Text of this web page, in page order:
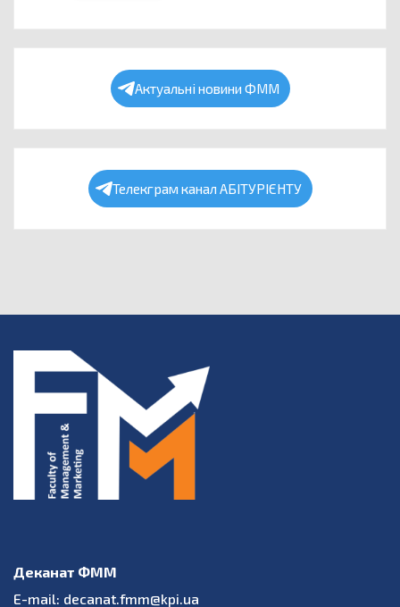
Актуальні новини ФММ
Телекграм канал АБІТУРІЄНТУ
Деканат ФММ
E-mail: decanat.fmm@kpi.ua